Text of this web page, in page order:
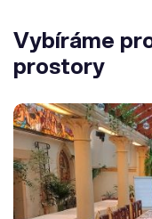
Vybíráme
prostory